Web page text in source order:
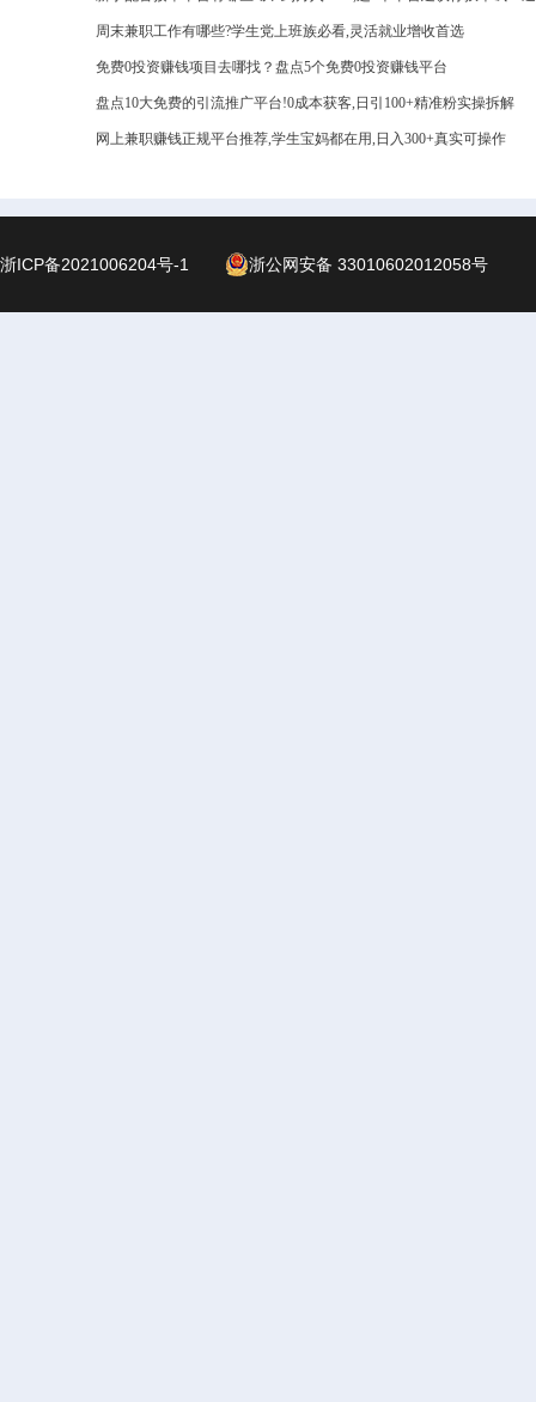
周末兼职工作有哪些?学生党上班族必看,灵活就业增收首选
免费0投资赚钱项目去哪找？盘点5个免费0投资赚钱平台
盘点10大免费的引流推广平台!0成本获客,日引100+精准粉实操拆解
网上兼职赚钱正规平台推荐,学生宝妈都在用,日入300+真实可操作
浙ICP备2021006204号-1 浙公网安备 33010602012058号